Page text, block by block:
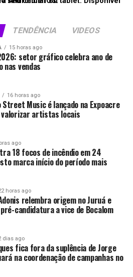
TENDÊNCIA VIDEOS
15 horas ago
setor gráfico celebra ano de
nas vendas
16 horas ago
Street Music é lançado na Expoacre
artistas locais
ago
18 focos de incêndio em 24
marca início do período mais
horas ago
relembra origem no Juruá e
candidatura a vice de Bocalom
dias ago
fica fora da suplência de Jorge
na coordenação de campanhas no